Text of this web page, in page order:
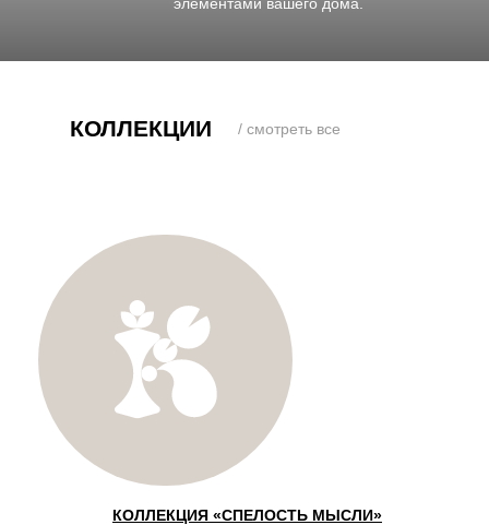
КОЛЛЕКЦИИ / смотреть все
КОЛЛЕКЦИЯ «СПEЛОСТЬ МЫСЛИ»